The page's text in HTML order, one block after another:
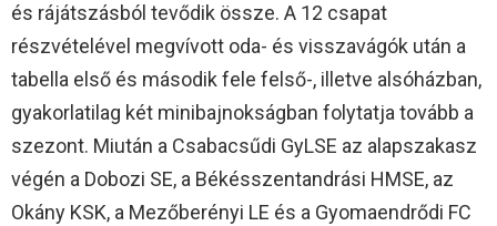
és rájátszásból tevődik össze. A 12 csapat
részvételével megvívott oda- és visszavágók után a
tabella első és második fele felső-, illetve alsóházban,
gyakorlatilag két minibajnokságban folytatja tovább a
szezont. Miután a Csabacsűdi GyLSE az alapszakasz
végén a Dobozi SE, a Békésszentandrási HMSE, az
Okány KSK, a Mezőberényi LE és a Gyomaendrődi FC